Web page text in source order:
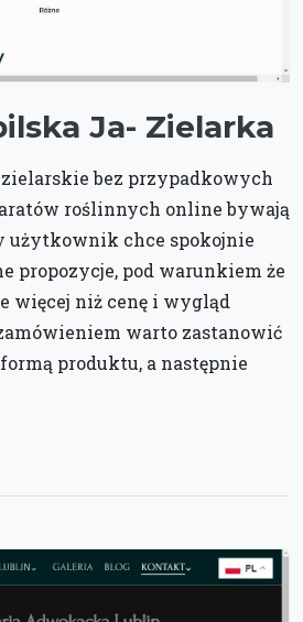
Ja- Zielarka
bez przypadkowych
roślinnych online bywają
użytkownik chce spokojnie
propozycje, pod warunkiem że
więcej niż cenę i wygląd
warto zastanowić
produktu, a następnie